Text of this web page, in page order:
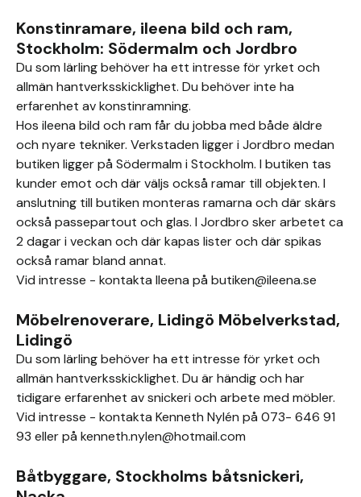
Konstinramare, ileena bild och ram,
Stockholm: Södermalm och Jordbro
Du som lärling behöver ha ett intresse för yrket och
allmän hantverksskicklighet. Du behöver inte ha
erfarenhet av konstinramning.
Hos ileena bild och ram får du jobba med både äldre
och nyare tekniker. Verkstaden ligger i Jordbro medan
butiken ligger på Södermalm i Stockholm. I butiken tas
kunder emot och där väljs också ramar till objekten. I
anslutning till butiken monteras ramarna och där skärs
också passepartout och glas. I Jordbro sker arbetet ca
2 dagar i veckan och där kapas lister och där spikas
också ramar bland annat.
Vid intresse - kontakta Ileena på butiken@ileena.se
Möbelrenoverare, Lidingö Möbelverkstad,
Lidingö
Du som lärling behöver ha ett intresse för yrket och
allmän hantverksskicklighet. Du är händig och har
tidigare erfarenhet av snickeri och arbete med möbler.
Vid intresse - kontakta Kenneth Nylén på 073- 646 91
93 eller på kenneth.nylen@hotmail.com
Båtbyggare, Stockholms båtsnickeri,